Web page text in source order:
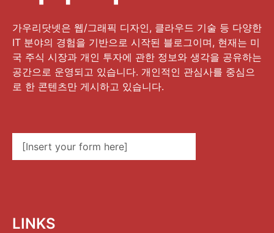
가우리닷넷은 웹/그래픽 디자인, 클라우드 기술 등 다양한
IT 분야의 경험을 기반으로 시작된 블로그이며, 현재는 미
국 주식 시장과 개인 투자에 관한 정보와 생각을 공유하는
공간으로 운영되고 있습니다. 개인적인 관심사를 중심으
로 한 콘텐츠만 게시하고 있습니다.
[Insert your form here]
LINKS